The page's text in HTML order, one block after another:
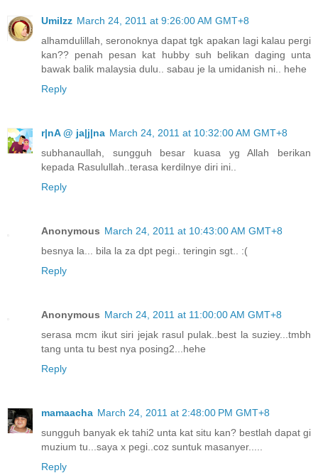
UmiIzz March 24, 2011 at 9:26:00 AM GMT+8
alhamdulillah, seronoknya dapat tgk apakan lagi kalau pergi
kan?? penah pesan kat hubby suh belikan daging unta
bawak balik malaysia dulu.. sabau je la umidanish ni.. hehe
Reply
r|nA @ ja|j|na March 24, 2011 at 10:32:00 AM GMT+8
subhanaullah, sungguh besar kuasa yg Allah berikan
kepada Rasulullah..terasa kerdilnye diri ini..
Reply
Anonymous March 24, 2011 at 10:43:00 AM GMT+8
besnya la... bila la za dpt pegi.. teringin sgt.. :(
Reply
Anonymous March 24, 2011 at 11:00:00 AM GMT+8
serasa mcm ikut siri jejak rasul pulak..best la suziey...tmbh
tang unta tu best nya posing2...hehe
Reply
mamaacha March 24, 2011 at 2:48:00 PM GMT+8
sungguh banyak ek tahi2 unta kat situ kan? bestlah dapat gi
muzium tu...saya x pegi..coz suntuk masanyer.....
Reply